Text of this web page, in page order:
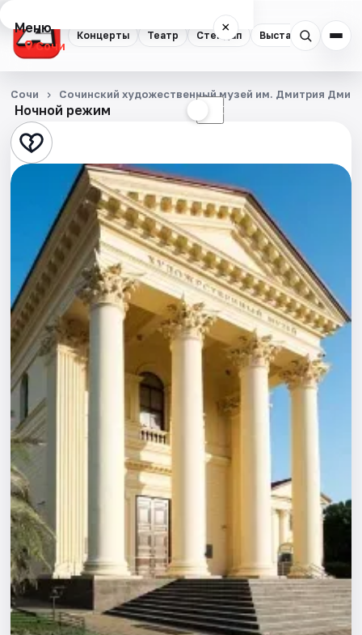
Концерты Театр Стендап Выставки
Меню ×
Сочи
Концерты
Театр
Стендап
Выставки
Квесты
Экскурсии
Спорт
События
Города
Площадки
Артисты
Рейтинги
Ночной режим ☾
Сочи Сочинский художественный музей им. Дмитрия